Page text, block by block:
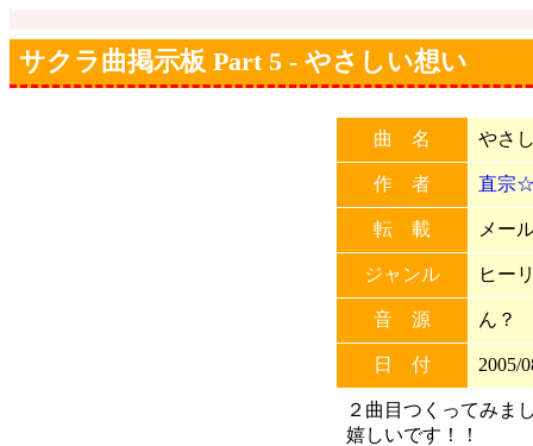
サクラ曲掲示板 Part 5 - やさしい想い
曲 名 やさ
作 者 直宗
転 載 メー
ジャンル ヒー
音 源 ん？
日 付 2005/
２曲目つくってみま
嬉しいです！！